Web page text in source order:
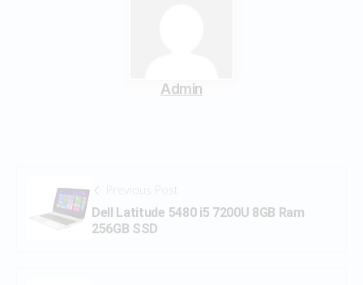
Admin
Previous Post
Dell Latitude 5480 i5 7200U 8GB Ram
256GB SSD